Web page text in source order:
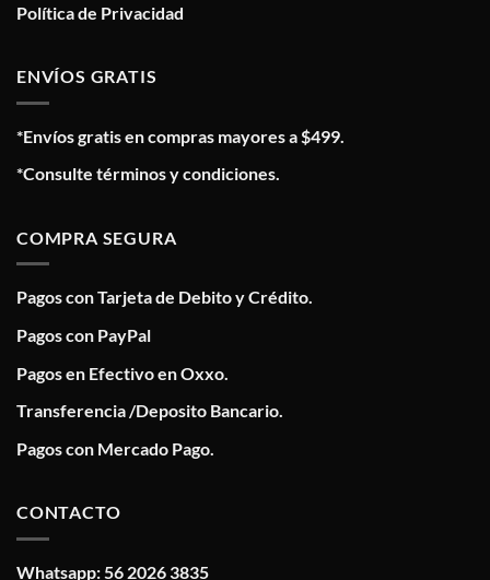
Política de Privacidad
ENVÍOS GRATIS
*Envíos gratis en compras mayores a $499.
*Consulte términos y condiciones.
COMPRA SEGURA
Pagos con Tarjeta de Debito y Crédito.
Pagos con PayPal
Pagos en Efectivo en Oxxo.
Transferencia /Deposito Bancario.
Pagos con Mercado Pago.
CONTACTO
Whatsapp: 56 2026 3835